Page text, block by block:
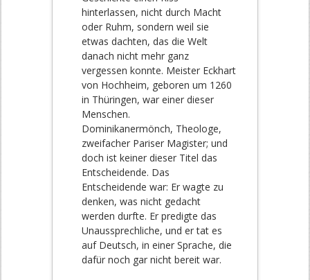
hinterlassen, nicht durch Macht
oder Ruhm, sondern weil sie
etwas dachten, das die Welt
danach nicht mehr ganz
vergessen konnte. Meister Eckhart
von Hochheim, geboren um 1260
in Thüringen, war einer dieser
Menschen.
Dominikanermönch, Theologe,
zweifacher Pariser Magister; und
doch ist keiner dieser Titel das
Entscheidende. Das
Entscheidende war: Er wagte zu
denken, was nicht gedacht
werden durfte. Er predigte das
Unaussprechliche, und er tat es
auf Deutsch, in einer Sprache, die
dafür noch gar nicht bereit war.